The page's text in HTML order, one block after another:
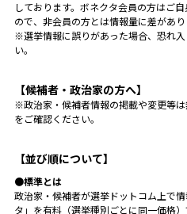
しております。ボネクタ会員の方はご
ので、非会員の方とは情報量に差があり
※選挙情報に誤りがあった場合、恐れ
い。
【候補者・政治家の方へ】
※政治家・候補者情報の掲載や変更等は
をご確認ください。
【並び順について】
●標準とは
政治家・候補者が選挙ドットコム上で
タ」を有料（選挙種別ごとに同一価格